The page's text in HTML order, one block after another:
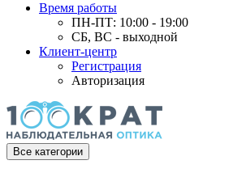
Время работы
ПН-ПТ: 10:00 - 19:00
СБ, ВС - выходной
Клиент-центр
Регистрация
Авторизация
Все категории